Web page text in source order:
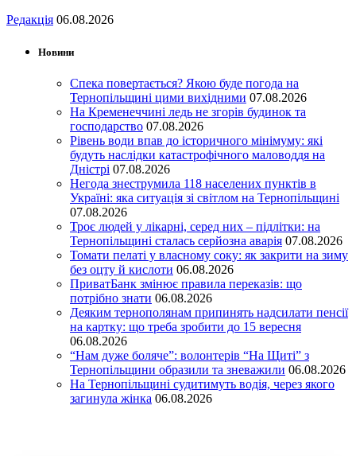
Редакція 06.08.2026
Новини
Спека повертається? Якою буде погода на
Тернопільщині цими вихідними 07.08.2026
На Кременеччині ледь не згорів будинок та
господарство 07.08.2026
Рівень води впав до історичного мінімуму: які
будуть наслідки катастрофічного маловоддя на
Дністрі 07.08.2026
Негода знеструмила 118 населених пунктів в
Україні: яка ситуація зі світлом на Тернопільщині
07.08.2026
Троє людей у лікарні, серед них – підлітки: на
Тернопільщині сталась серйозна аварія 07.08.2026
Томати пелаті у власному соку: як закрити на зиму
без оцту й кислоти 06.08.2026
ПриватБанк змінює правила переказів: що
потрібно знати 06.08.2026
Деяким тернополянам припинять надсилати пенсії
на картку: що треба зробити до 15 вересня
06.08.2026
“Нам дуже боляче”: волонтерів “На Щиті” з
Тернопільщини образили та зневажили 06.08.2026
На Тернопільщині судитимуть водія, через якого
загинула жінка 06.08.2026